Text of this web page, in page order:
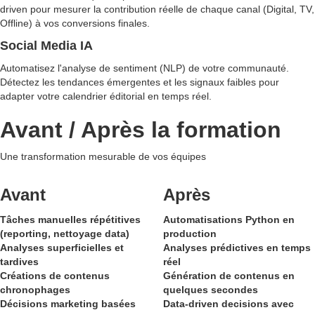
driven pour mesurer la contribution réelle de chaque canal (Digital, TV,
Offline) à vos conversions finales.
Social Media IA
Automatisez l'analyse de sentiment (NLP) de votre communauté.
Détectez les tendances émergentes et les signaux faibles pour
adapter votre calendrier éditorial en temps réel.
Avant / Après la formation
Une transformation mesurable de vos équipes
Avant
Tâches manuelles répétitives
(reporting, nettoyage data)
Analyses superficielles et
tardives
Créations de contenus
chronophages
Décisions marketing basées
Après
Automatisations Python en
production
Analyses prédictives en temps
réel
Génération de contenus en
quelques secondes
Data-driven decisions avec